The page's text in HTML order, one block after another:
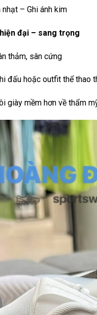
nhạt – Ghi ánh kim
đại – sang trọng
thảm, sân cứng
đấu hoặc outfit thể thao
giày mềm hơn về thẩm